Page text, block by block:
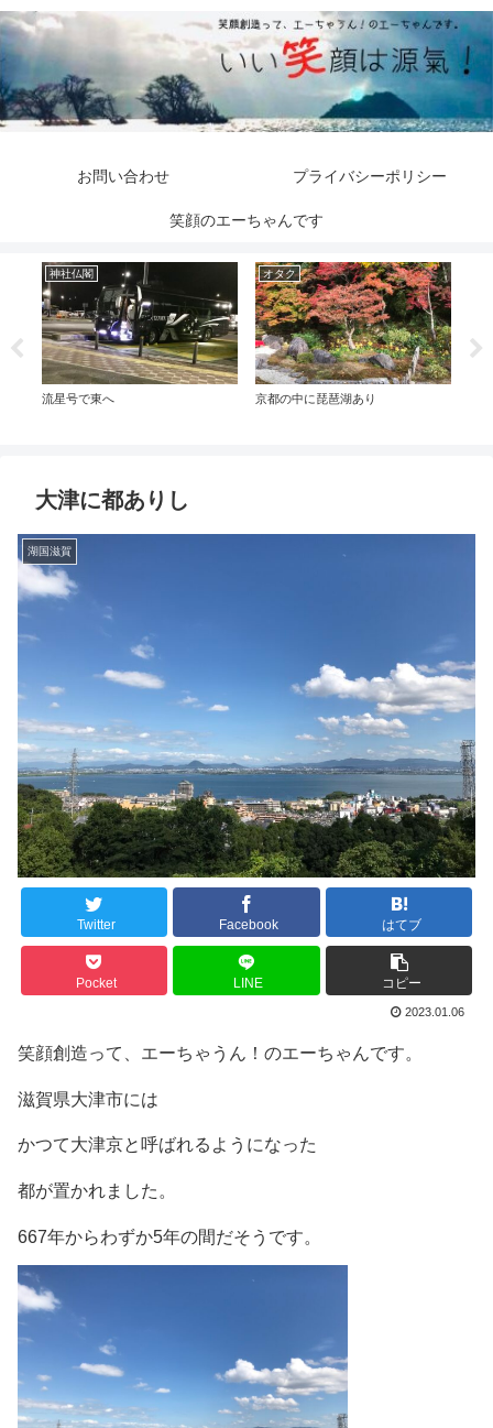
お問い合わせ プライバシーポリシー
笑顔のエーちゃんです
神社仏閣
流星号で東へ
オタク
京都の中に琵琶湖あり
大津に都ありし
湖国滋賀
Twitter Facebook はてブ
Pocket LINE コピー
2023.01.06
笑顔創造って、エーちゃうん！のエーちゃんです。
滋賀県大津市には
かつて大津京と呼ばれるようになった
都が置かれました。
667年からわずか5年の間だそうです。